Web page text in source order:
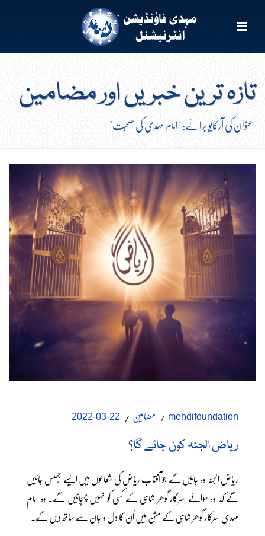
تازہ ترین خبریں اور مضامین
عنوان کی آرکایو برائے: "امام مہدی کی صحبت"
mehdifoundation مضامین 22-03-2022
ریاض الجنہ کون جائے گا؟
ریاض الجنہ وہ جائیں گے جو آفتابِ ریاض کی شعاعوں میں ایسے جُھلس جائیں
گے کہ وہ سوائے سرکار گوھر شاہی کے کسی کو نہیں پہچانیں گے۔ وہ امام
مہدی سرکار گوھر شاہی کے مشن میں اُن کا دل و جان سے ساتھ دیں گے۔